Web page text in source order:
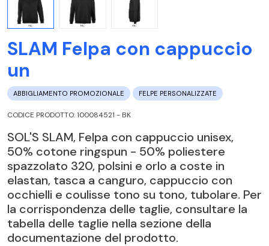
SLAM Felpa con cappuccio
un
ABBIGLIAMENTO PROMOZIONALE FELPE PERSONALIZZATE
CODICE PRODOTTO: 100084521 - BK
SOL'S SLAM, Felpa con cappuccio unisex,
50% cotone ringspun - 50% poliestere
spazzolato 320, polsini e orlo a coste in
elastan, tasca a canguro, cappuccio con
occhielli e coulisse tono su tono, tubolare. Per
la corrispondenza delle taglie, consultare la
tabella delle taglie nella sezione della
documentazione del prodotto.